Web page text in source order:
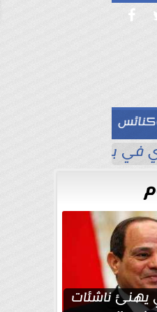

بلاد الأناضول
يهنئ ناشئات